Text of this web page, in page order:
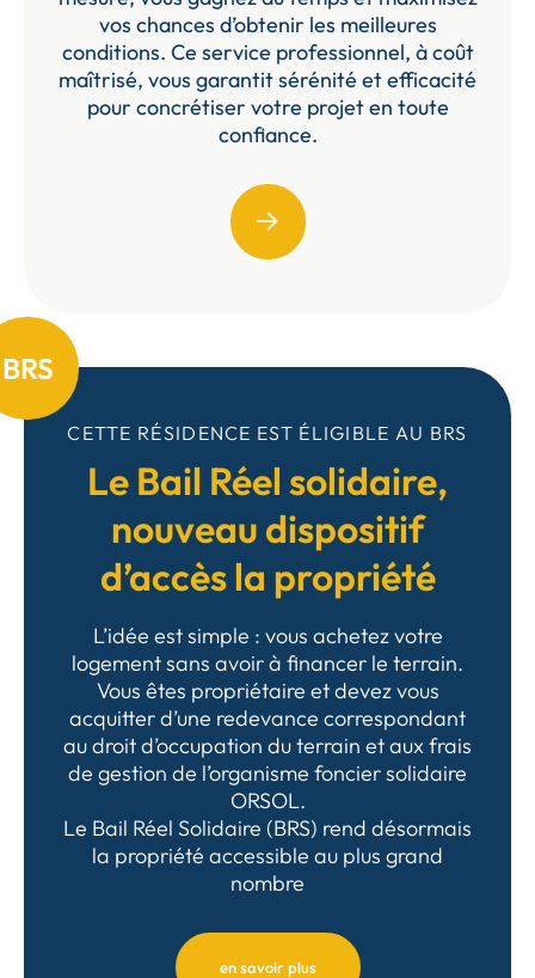
vos chances d’obtenir les meilleures
conditions. Ce service professionnel, à coût
maîtrisé, vous garantit sérénité et efficacité
pour concrétiser votre projet en toute
confiance.
CETTE RÉSIDENCE EST ÉLIGIBLE AU BRS
Le Bail Réel solidaire,
nouveau dispositif
d’accès la propriété
L’idée est simple : vous achetez votre
logement sans avoir à financer le terrain.
Vous êtes propriétaire et devez vous
acquitter d’une redevance correspondant
au droit d’occupation du terrain et aux frais
de gestion de l’organisme foncier solidaire
ORSOL.
Le Bail Réel Solidaire (BRS) rend désormais
la propriété accessible au plus grand
nombre
en savoir plus
BRS